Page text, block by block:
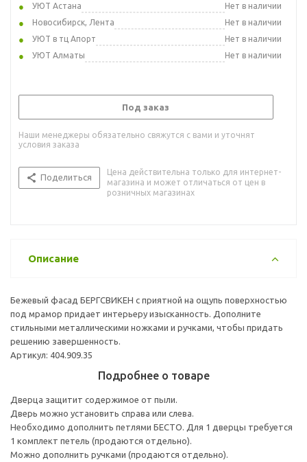
УЮТ Астана
Нет в наличии
Новосибирск, Лента
Нет в наличии
УЮТ в тц Апорт
Нет в наличии
УЮТ Алматы
Нет в наличии
Под заказ
Наши менеджеры обязательно свяжутся с вами и уточнят
условия заказа
Поделиться
Цена действительна только для интернет-
магазина и может отличаться от цен в
розничных магазинах
Описание
Бежевый фасад БЕРГСВИКЕН с приятной на ощупь поверхностью
под мрамор придает интерьеру изысканность. Дополните
стильными металлическими ножками и ручками, чтобы придать
решению завершенность.
Артикул: 404.909.35
Подробнее о товаре
Дверца защитит содержимое от пыли.
Дверь можно установить справа или слева.
Необходимо дополнить петлями БЕСТО. Для 1 дверцы требуется
1 комплект петель (продаются отдельно).
Можно дополнить ручками (продаются отдельно).